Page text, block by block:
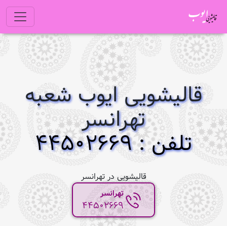
قالیشویی ایوب شعبه
تهرانسر
تلفن : 44502669
قالیشویی در تهرانسر
تهرانسر
44502669